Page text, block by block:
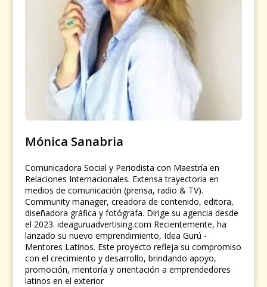
Mónica Sanabria
Comunicadora Social y Periodista con Maestría en
Relaciones Internacionales. Extensa trayectoria en
medios de comunicación (prensa, radio & TV).
Community manager, creadora de contenido, editora,
diseñadora gráfica y fotógrafa. Dirige su agencia desde
el 2023. ideaguruadvertising.com Recientemente, ha
lanzado su nuevo emprendimiento, Idea Gurú -
Mentores Latinos. Este proyecto refleja su compromiso
con el crecimiento y desarrollo, brindando apoyo,
promoción, mentoría y orientación a emprendedores
latinos en el exterior